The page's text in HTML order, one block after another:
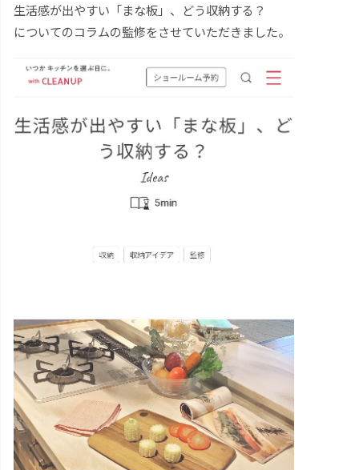
生活感が出やすい「まな板」、どう収納する？
についてのコラムの監修をさせていただきました。